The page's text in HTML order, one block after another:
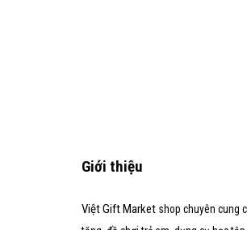
Giới thiệu
Việt Gift Marketshop chuyên cung